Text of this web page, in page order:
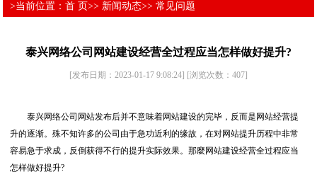
>当前位置：首 页>> 新闻动态>>常见问题
泰兴网络公司网站建设经营全过程应当怎样做好提升?
[发布日期：2023-01-17 9:08:24] [浏览次数： 407]
泰兴网络公司网站发布后并不意味着网站建设的完毕，反而是网站经营提
升的逐渐。殊不知许多的公司由于急功近利的缘故，在对网站提升历程中非常
容易急于求成，反倒获得不行的提升实际效果。那麼网站建设经营全过程应当
怎样做好提升?